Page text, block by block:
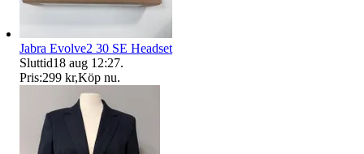
Jabra Evolve2 30 SE Headset
Sluttid18 aug 12:27.
Pris:299 kr,Köp nu.